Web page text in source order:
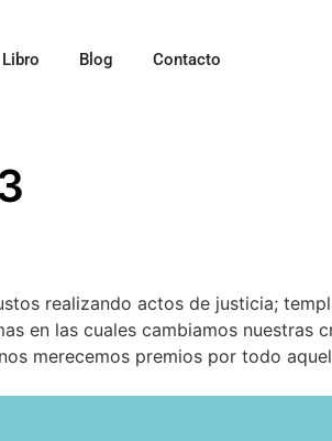
Blog Contacto
realizando actos de justicia;
en las cuales cambiamos nuestras
merecemos premios por todo